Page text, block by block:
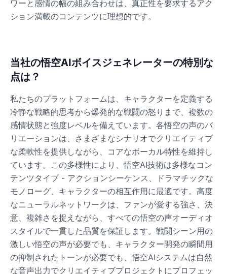
ワーと感情の幅の組み合わせは、真正性を要求するアク
ション満載のコンテンツに理想的です。
当社の悟空AIボイスジェネレーターの特別な
点は？
私たちのプラットフォームは、キャラクターを定義する
冷静な戦略的思考から爆発的な戦闘の怒りまで、複数の
感情状態と強度レベルを備えています。各悟空の声のバ
リエーションは、さまざまなシナリオでクリエイティブ
な柔軟性を提供しながら、コアなボーカル特性を維持し
ています。この多様性により、悟空AI技術は多様なコン
テンツタイプ - アクションシーケンス、ドラマチックな
モノローグ、キャラクターの相互作用に最適です。高度
なニューラルネットワークは、ファンが愛する強さ、決
意、複雑さを捉えながら、すべての悟空の声オーディオ
スタイルで一貫した品質を保証します。戦闘シーン用の
激しい悟空の声が必要でも、キャラクター開発の瞬間用
の抑制されたトーンが必要でも、悟空AIシステムは自然
な音声出力でクリエイティブプロジェクトにプロフェッ